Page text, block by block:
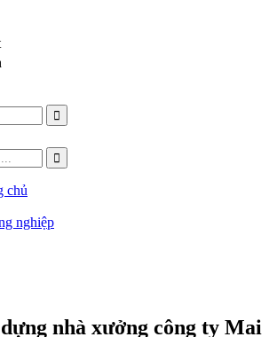
chủ
nghiệp
nhà xưởng công ty Mai